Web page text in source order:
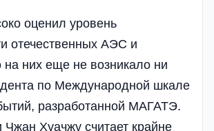
оценил уровень
отечественных АЭС и
на них еще не возникало ни
по Международной шкале
разработанной МАГАТЭ.
Чжан Хуачжу считает крайне